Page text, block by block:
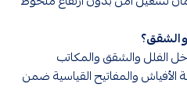
الفلل والشقق والمكاتب
الأفياش والمفاتيح القياسية ضمن